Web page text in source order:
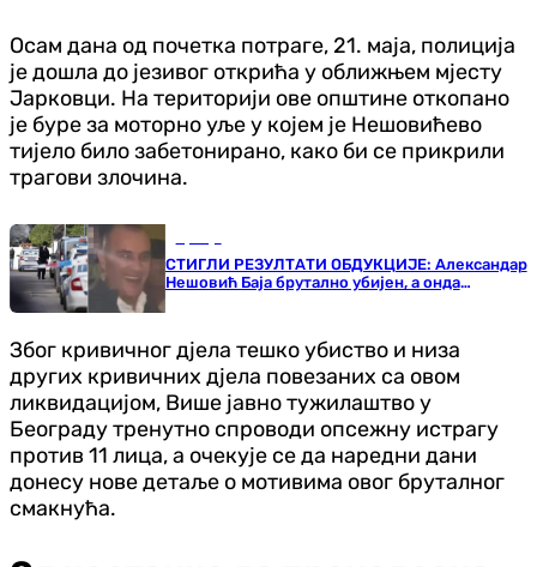
Осам дана од почетка потраге, 21. маја, полиција
је дошла до језивог открића у оближњем мјесту
Јарковци. На територији ове општине откопано
је буре за моторно уље у којем је Нешовићево
тијело било забетонирано, како би се прикрили
трагови злочина.
СТИГЛИ РЕЗУЛТАТИ ОБДУКЦИЈЕ: Александар
Нешовић Баја брутално убијен, а онда
забетониран у бурету
Због кривичног дјела тешко убиство и низа
других кривичних дјела повезаних са овом
ликвидацијом, Више јавно тужилаштво у
Београду тренутно спроводи опсежну истрагу
против 11 лица, а очекује се да наредни дани
донесу нове детаље о мотивима овог бруталног
смакнућа.